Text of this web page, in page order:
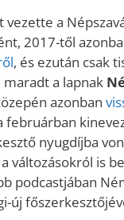
vezette a
2017-től
, és ezután csak
a lapnak
azonban
februárban
nyugdíjba
változásokról is
podcastjában
új